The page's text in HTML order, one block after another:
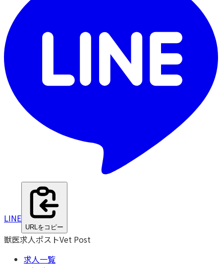
LINE
URLをコピー
獣医求人ポストVet Post
求人一覧